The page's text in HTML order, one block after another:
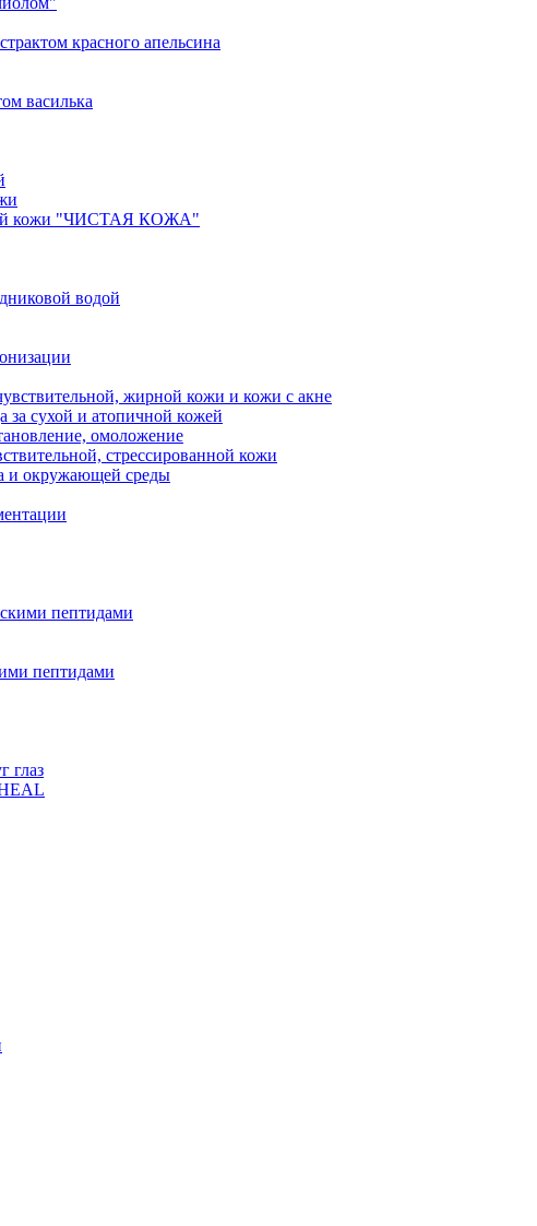
красного апельсина
василька
кожи "ЧИСТАЯ КОЖА"
водой
жирной кожи и кожи с акне
за сухой и атопичной кожей
омоложение
стрессированной кожи
и окружающей среды
пептидами
пептидами
глаз